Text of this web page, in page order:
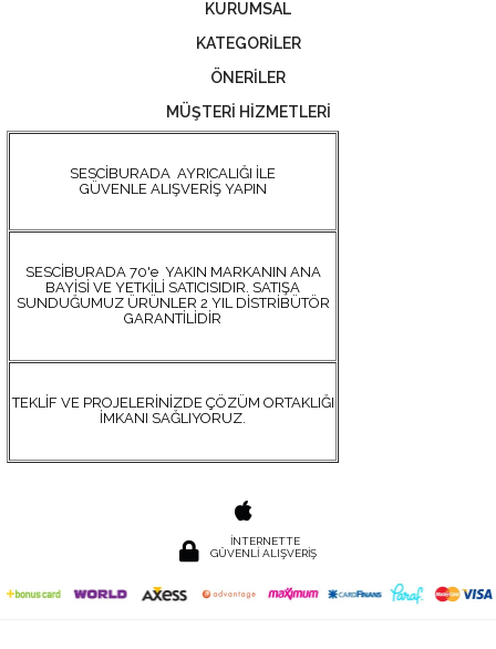
KURUMSAL
KATEGORİLER
ÖNERİLER
MÜŞTERİ HİZMETLERİ
SESCİBURADA AYRICALIĞI İLE
GÜVENLE ALIŞVERİŞ YAPIN
SESCİBURADA 70'e YAKIN MARKANIN ANA
BAYİSİ VE YETKİLİ SATICISIDIR. SATIŞA
SUNDUĞUMUZ ÜRÜNLER 2 YIL DİSTRİBÜTÖR
GARANTİLİDİR
TEKLİF VE PROJELERİNİZDE ÇÖZÜM ORTAKLIĞI
İMKANI SAĞLIYORUZ.
İNTERNETTE
GÜVENLİ ALIŞVERİŞ